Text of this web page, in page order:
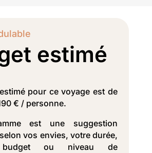
estimé
pour ce voyage est de
€ / personne.
est une suggestion
vos envies, votre durée,
budget ou niveau de